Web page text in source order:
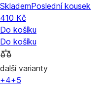
SklademPoslední kousek
410 Kč
Do košíku
Do košíku
další varianty
+4+5